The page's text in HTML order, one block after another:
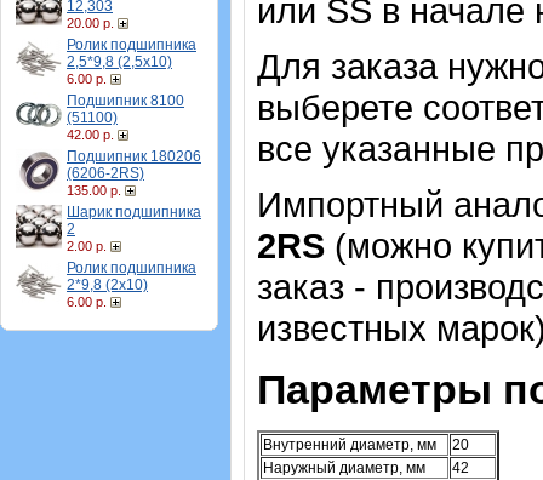
12,303
20.00 р.
Ролик подшипника
2,5*9,8 (2,5х10)
6.00 р.
Подшипник 8100
(51100)
42.00 р.
Подшипник 180206
(6206-2RS)
135.00 р.
Шарик подшипника
2
2.00 р.
Ролик подшипника
2*9,8 (2х10)
6.00 р.
или SS в
Для заказа
выберете
все указанные
Импортный
2RS (можно
заказ -
известных
Параметры
Внутренний диаметр, мм
20
Наружный диаметр, мм
42